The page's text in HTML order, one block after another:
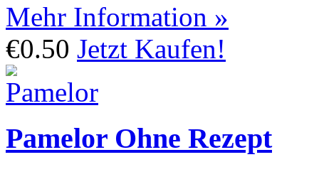
Mehr Information »
€0.50 Jetzt Kaufen!
Pamelor Ohne Rezept